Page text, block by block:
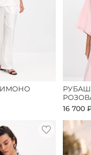
16 700